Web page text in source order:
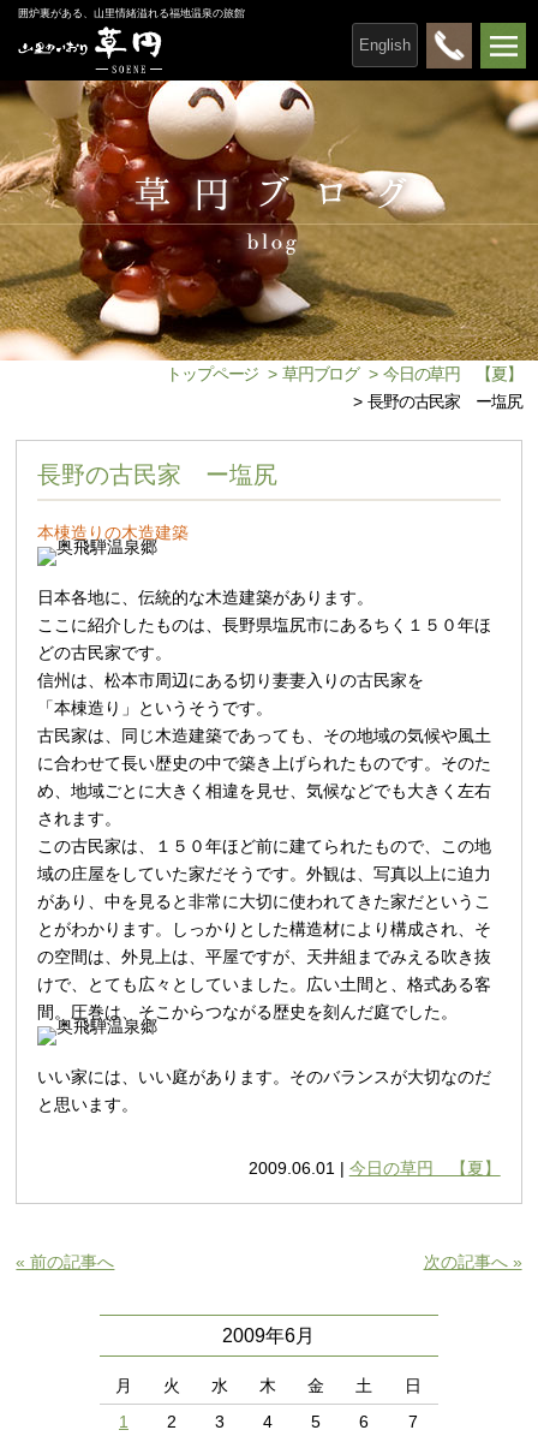
囲炉裏がある、山里情緒溢れる福地温泉の旅館
English
トップページ > 草円ブログ > 今日の草円 【夏】
> 長野の古民家 ー塩尻
長野の古民家 ー塩尻
本棟造りの木造建築
日本各地に、伝統的な木造建築があります。
ここに紹介したものは、長野県塩尻市にあるちく１５０年ほ
どの古民家です。
信州は、松本市周辺にある切り妻妻入りの古民家を
「本棟造り」というそうです。
古民家は、同じ木造建築であっても、その地域の気候や風土
に合わせて長い歴史の中で築き上げられたものです。そのた
め、地域ごとに大きく相違を見せ、気候などでも大きく左右
されます。
この古民家は、１５０年ほど前に建てられたもので、この地
域の庄屋をしていた家だそうです。外観は、写真以上に迫力
があり、中を見ると非常に大切に使われてきた家だというこ
とがわかります。しっかりとした構造材により構成され、そ
の空間は、外見上は、平屋ですが、天井組までみえる吹き抜
けで、とても広々としていました。広い土間と、格式ある客
間。圧巻は、そこからつながる歴史を刻んだ庭でした。
いい家には、いい庭があります。そのバランスが大切なのだ
と思います。
2009.06.01 | 今日の草円 【夏】
« 前の記事へ 次の記事へ »
2009年6月
月 火 水 木 金 土 日
1 2 3 4 5 6
7